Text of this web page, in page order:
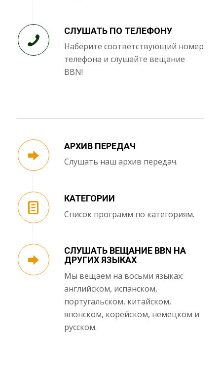
СЛУШАТЬ ПО ТЕЛЕФОНУ
Наберите соответствующий номер
телефона и слушайте вещание
BBN!
АРХИВ ПЕРЕДАЧ
Слушать наш архив передач.
КАТЕГОРИИ
Список программ по категориям.
СЛУШАТЬ ВЕЩАНИЕ BBN НА
ДРУГИХ ЯЗЫКАХ
Мы вещаем на восьми языках:
английском, испанском,
португальском, китайском,
японском, корейском, немецком и
русском.